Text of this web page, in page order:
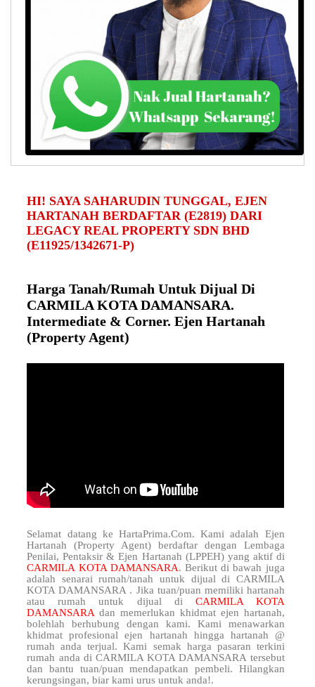
HI! SAYA SAHARUDIN TUNGGAL, EJEN
HARTANAH BERDAFTAR (E2819) DARI
LEGACY REAL PROPERTY SDN BHD
(E11925/1342671-P)
Harga Tanah/Rumah Untuk Dijual Di
CARMILA KOTA DAMANSARA.
Intermediate & Corner. Ejen Hartanah
(Property Agent)
Selamat datang ke HartaPrima.Com. Kami adalah Ejen
Hartanah (Property Agent) berdaftar dengan Lembaga
Penilai, Pentaksir & Ejen Hartanah (LPPEH) yang aktif di
CARMILA KOTA DAMANSARA. Berikut di bawah juga
adalah senarai rumah/tanah untuk dijual di CARMILA
KOTA DAMANSARA . Jika tuan/puan memiliki hartanah
atau rumah untuk dijual di CARMILA KOTA
DAMANSARAdan memerlukan khidmat ejen hartanah,
bolehlah berhubung dengan kami. Kami menawarkan
khidmat profesional ejen hartanah hingga hartanah @
rumah anda terjual. Kami semak harga pasaran terkini
rumah anda di CARMILA KOTA DAMANSARA tersebut
dan bantu tuan/puan mendapatkan pembeli. Hilangkan
kerungsingan, biar kami urus untuk anda!.